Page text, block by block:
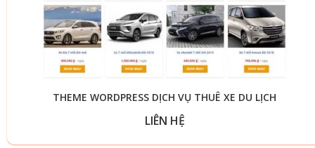
THEME WORDPRESS DỊCH VỤ THUÊ XE DU LỊCH
LIÊN HỆ